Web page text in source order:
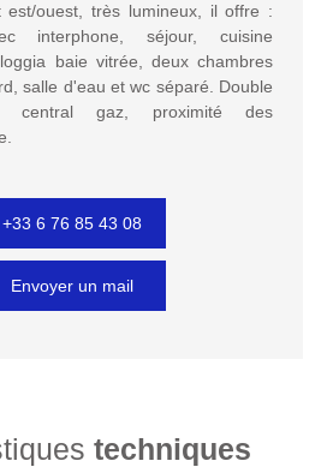
est/ouest, très lumineux, il offre :
interphone, séjour, cuisine
baie vitrée, deux chambres
salle d'eau et wc séparé. Double
central gaz, proximité des
+33 6 76 85 43 08
Envoyer un mail
techniques